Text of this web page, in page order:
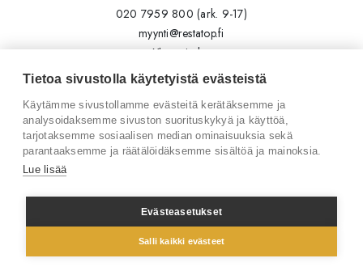
020 7959 800 (ark. 9-17)
myynti@restatop.fi
Yhteystiedot
Lähetä viesti
Seuraa meitä
Tilaa uutiskirje
Facebook
© 2026 Restatop Oy
Tietoa sivustolla käytetyistä evästeistä
Käytämme sivustollamme evästeitä kerätäksemme ja
analysoidaksemme sivuston suorituskykyä ja käyttöä,
tarjotaksemme sosiaalisen median ominaisuuksia sekä
parantaaksemme ja räätälöidäksemme sisältöä ja mainoksia.
Lue lisää
Evästeasetukset
Salli kaikki evästeet